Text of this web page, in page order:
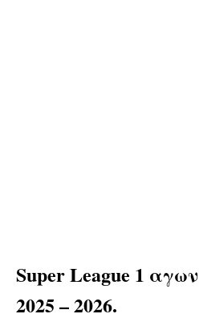
Super League 1
2025 – 2026.